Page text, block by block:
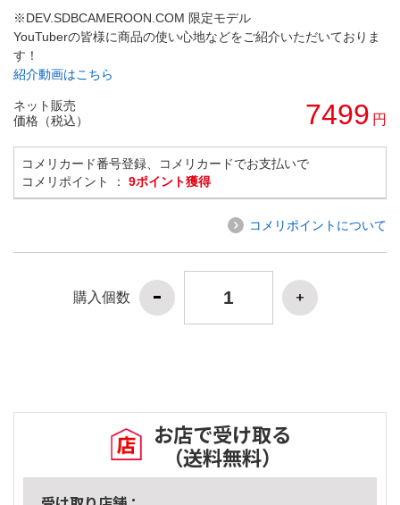
※DEV.SDBCAMEROON.COM 限定モデル
YouTuberの皆様に商品の使い心地などをご紹介いただいておりま
す！
紹介動画はこちら
ネット販売
価格（税込）
7499 円
コメリカード番号登録、コメリカードでお支払いで
コメリポイント ： 9ポイント獲得
コメリポイントについて
購入個数
お店で受け取る
（送料無料）